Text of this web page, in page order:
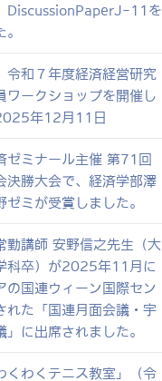
DiscussionPaperJ-11を
令和７年度経済経営研究
ワークショップを開催し
年12月11日
ゼミナール主催 第71回
決勝大会で、経済学部澤
ゼミが受賞しました。
勤講師 安野信之先生（大
科卒）が2025年11月に
の国連ウィーン国際セン
れた「国連月面会議・宇
」に出席されました。
くわくテニス教室」（令